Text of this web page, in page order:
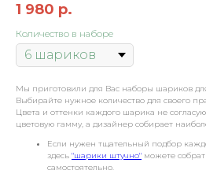
1 980 р.
Количество в наборе
Мы приготовили для Вас наборы шариков
Выбирайте нужное количество для своего
Цвета и оттенки каждого шарика не
цветовую гамму, а дизайнер собирает
Если нужен тщательный подбор
здесь "шарики штучно" можете
самостоятельно.